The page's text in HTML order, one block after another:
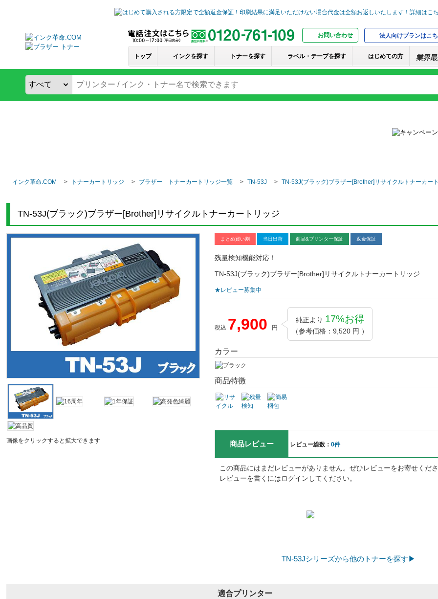
お問い合わせ 法人向けプランはこ
トップ インクを探す トナーを探す ラベル・テープを探す はじめての方
インク革命.COM トナーカートリッジ ブラザー トナーカートリッジ一覧 TN-53J TN-53J(ブラック)ブラザー[Brother]リサイクルトナーカー
TN-53J(ブラック)ブラザー[Brother]リサイクルトナーカートリッジ
画像をクリックすると拡大できます
まとめ買い割 当日出荷 商品&プリンター保証 返金保証
残量検知機能対応！
TN-53J(ブラック)ブラザー[Brother]リサイクルトナーカートリッジ
★レビュー募集中
税込 7,900 円
純正より 17%お得
（参考価格：9,520 円 ）
カラー
商品特徴
商品レビュー レビュー総数： 0件
この商品にはまだレビューがありません。ぜひレビューをお寄せくだ
レビューを書くにはログインしてください。
TN-53Jシリーズから他のトナーを探す▶
適合プリンター